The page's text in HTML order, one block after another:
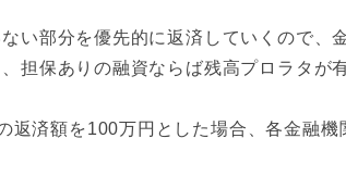
い部分を優先的に返済していくので、
担保ありの融資ならば残高プロラタが
返済額を100万円とした場合、各金融